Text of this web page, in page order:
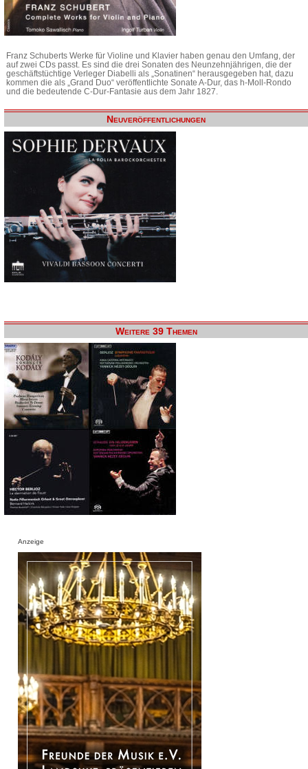
Franz Schuberts Werke für Violine und Klavier haben genau den Umfang, der
auf zwei CDs passt. Es sind die drei Sonaten des Neunzehnjährigen, die der
geschäftstüchtige Verleger Diabelli als „Sonatinen“ herausgegeben hat, dazu
kommen die als „Grand Duo“ veröffentlichte Sonate A-Dur, das h-Moll-Rondo
und die bedeutende C-Dur-Fantasie aus dem Jahr 1827.
Neuveröffentlichungen
Weitere 39 Themen
Anzeige